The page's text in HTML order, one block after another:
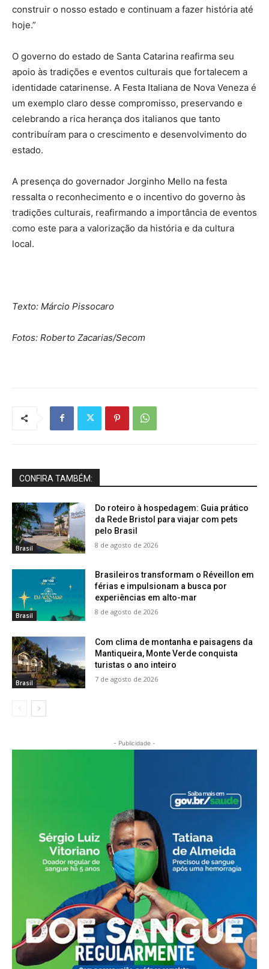
construir o nosso estado e continuam a fazer história até
hoje.”
O governo do estado de Santa Catarina reafirma seu
apoio às tradições e eventos culturais que fortalecem a
identidade catarinense. A Festa Italiana de Nova Veneza é
um exemplo claro desse compromisso, preservando e
celebrando a rica herança dos italianos que tanto
contribuíram para o crescimento e desenvolvimento do
estado.
A presença do governador Jorginho Mello na festa
ressalta o reconhecimento e o incentivo do governo às
tradições culturais, reafirmando a importância de eventos
como este para a valorização da história e da cultura
local.
Texto: Márcio Pissocaro
Fotos: Roberto Zacarias/Secom
CONFIRA TAMBÉM:
Brasil
Do roteiro à hospedagem: Guia prático
da Rede Bristol para viajar com pets
pelo Brasil
8 de agosto de 2026
Brasil
Brasileiros transformam o Réveillon em
férias e impulsionam a busca por
experiências em alto-mar
8 de agosto de 2026
Brasil
Com clima de montanha e paisagens da
Mantiqueira, Monte Verde conquista
turistas o ano inteiro
7 de agosto de 2026
- Publicidade -